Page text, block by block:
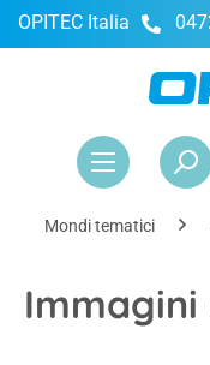
principale
OPITEC Italia
Mondi tematici
Immagini